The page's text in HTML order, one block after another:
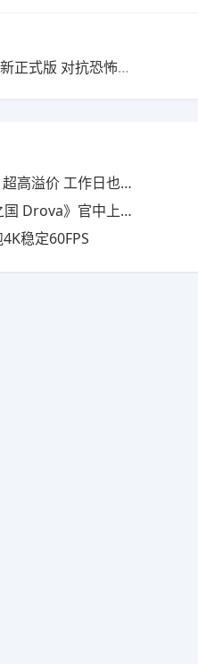
式版 对抗恐怖分子
溢价 工作日也满场
中上线特惠倒计时三天
稳定60FPS